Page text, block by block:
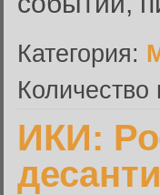
Категория:
ИКИ: